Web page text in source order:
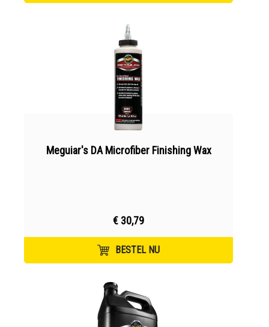
Meguiar's DA Microfiber Finishing Wax
€ 30,79
BESTEL NU